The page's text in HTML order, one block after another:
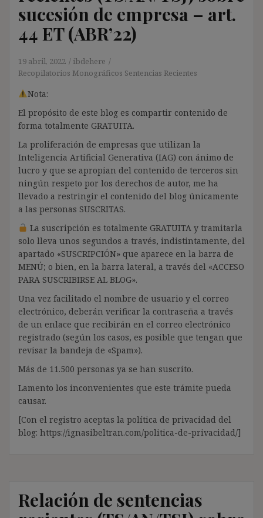
sucesión de empresa – art.
44 ET (ABR’22)
19 abril, 2022
ibdehere
Recopilatorios Monográficos Sentencias Recientes
Nota:
El propósito de este blog es compartir contenido de
forma totalmente GRATUITA.
La proliferación de empresas que utilizan la
Inteligencia Artificial Generativa (IAG) con ánimo de
lucro y que se apropian del contenido de terceros sin
ningún respeto por los derechos de autor, me ha
llevado a restringir el contenido del blog únicamente
a las personas SUSCRITAS.
La suscripción es totalmente GRATUITA y tramitarla
solo lleva unos segundos a través, indistintamente, del
apartado «SUSCRIPCIÓN» que aparece en la barra de
MENÚ; o bien, en la barra lateral, a través del «ACCESO
PARA SUSCRIBIRSE AL BLOG».
Una vez facilitado el nombre de usuario y el correo
electrónico, deberán verificar la contraseña a través
de un enlace que recibirán en el correo electrónico
registrado (según los casos, es posible que tengan que
revisar la bandeja de «Spam»).
Más de 11.500 personas ya se han suscrito.
Lamento los inconvenientes que este trámite pueda
causar.
[Con el registro aceptas la política de privacidad del
blog: https://ignasibeltran.com/politica-de-privacidad/]
Relación de sentencias